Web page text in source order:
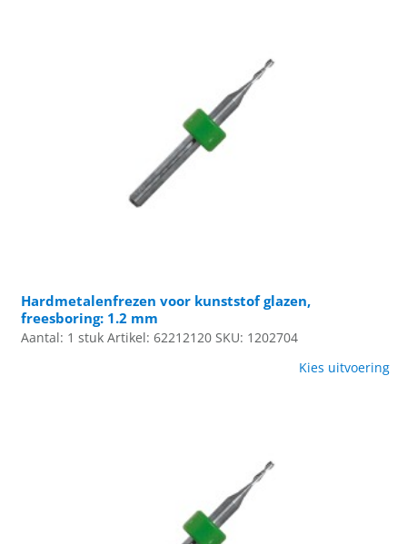
Hardmetalenfrezen voor kunststof glazen,
freesboring: 1.2 mm
Aantal: 1 stuk Artikel: 62212120 SKU: 1202704
Kies uitvoering